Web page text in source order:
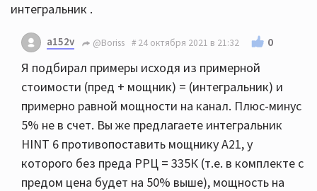
интегральник .
a152v @Boriss 24 октября 2021 в 21:32 0
Я подбирал примеры исходя из примерной
стоимости (пред + мощник) = (интегральник) и
примерно равной мощности на канал. Плюс-минус
5% не в счет. Вы же предлагаете интегральник
HINT 6 противопоставить мощнику А21, у
которого без преда РРЦ = 335К (т.е. в комплекте с
предом цена будет на 50% выше), мощность на